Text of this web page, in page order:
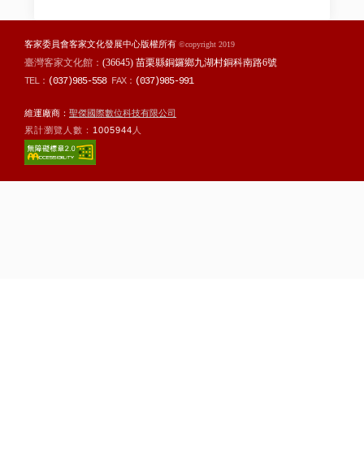
客家委員會客家文化發展中心版權所有 ©copyright 2019
臺灣客家文化館： (36645) 苗栗縣銅鑼鄉九湖村銅科南路6號
TEL： (037)985-558FAX： (037)985-991
維運廠商： 聖傑國際數位科技有限公司
累計瀏覽人數： 1005944 人